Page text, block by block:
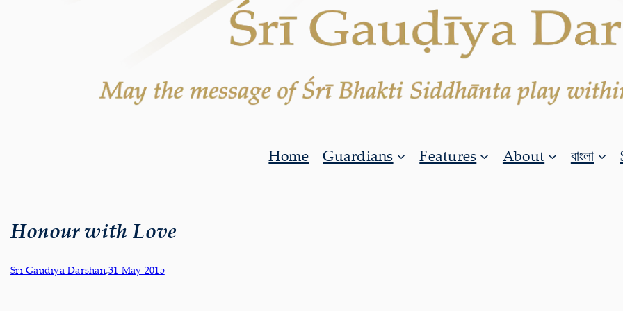
Home Guardians Features About বাংলা
Honour with Love
Sri Gaudiya Darshan,31 May 2015